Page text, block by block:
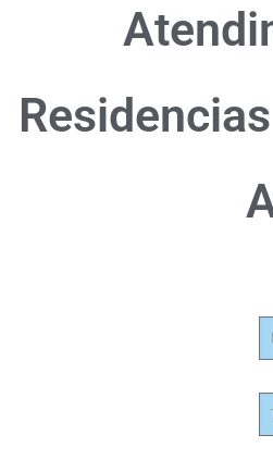
Residencias